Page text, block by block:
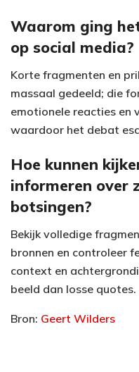
Waarom ging
op social media?
Korte fragmenten en
massaal gedeeld; die
emotionele reacties en
waardoor het debat
Hoe kunnen
informeren over
botsingen?
Bekijk volledige
bronnen en controleer
context en
beeld dan losse quotes.
Bron: Geert Wilders